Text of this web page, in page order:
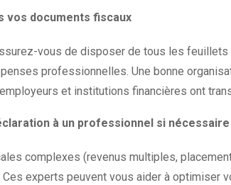
vos documents fiscaux
vous de disposer de tous les
professionnelles. Une bonne
et institutions financières ont
à un professionnel si nécessaire
complexes (revenus multiples,
experts peuvent vous aider à optimiser